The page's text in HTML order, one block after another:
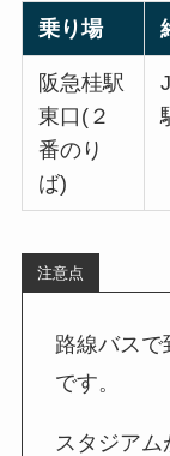
乗り場
阪急桂駅
東口(２
番のり
ば)
注意点
路線バスで
です。
スタジア